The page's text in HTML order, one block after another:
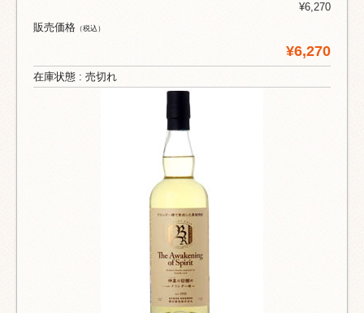
¥6,270
販売価格 （税込）
¥6,270
在庫状態 : 売切れ